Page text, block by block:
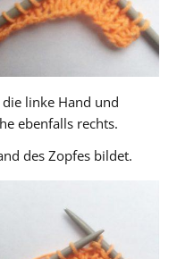
linke Hand und
ebenfalls rechts.
des Zopfes bildet.